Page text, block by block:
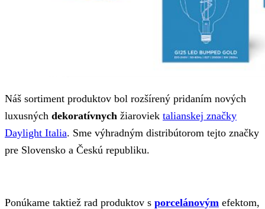
Náš sortiment produktov bol rozšírený pridaním nových
luxusných dekoratívnych žiaroviek talianskej značky
Daylight Italia. Sme výhradným distribútorom tejto značky
pre Slovensko a Českú republiku.
Ponúkame taktiež rad produktov s porcelánovým efektom,